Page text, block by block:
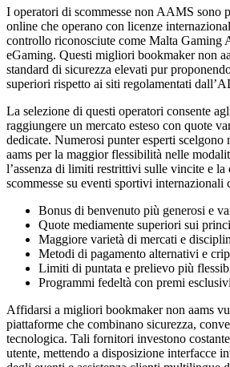
I operatori di scommesse non AAMS sono
online che operano con licenze
controllo riconosciute come Malta Gaming
eGaming. Questi migliori bookmaker non
standard di sicurezza elevati pur
superiori rispetto ai siti regolamentati
La selezione di questi operatori consente
raggiungere un mercato esteso con quote
dedicate. Numerosi punter esperti
aams per la maggior flessibilità nelle
l’assenza di limiti restrittivi sulle vincite e
scommesse su eventi sportivi internazionali
Bonus di benvenuto più generosi e
Quote mediamente superiori sui
Maggiore varietà di mercati e
Metodi di pagamento alternativi e
Limiti di puntata e prelievo più
Programmi fedeltà con premi
Affidarsi a migliori bookmaker non aams
piattaforme che combinano sicurezza,
tecnologica. Tali fornitori investono
utente, mettendo a disposizione interfacce